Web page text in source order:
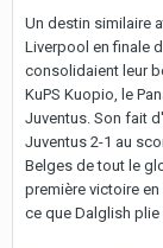
Un destin similaire
Liverpool en finale
consolidaient leur
KuPS Kuopio, le
Juventus. Son fait
Juventus 2-1 au
Belges de tout le
première victoire
ce que Dalglish